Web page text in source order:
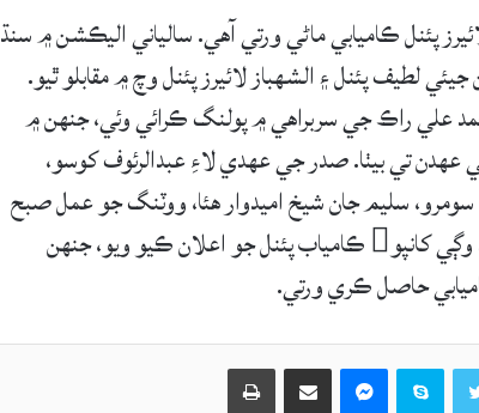
پئنل ڪاميابي ماڻي ورتي آهي. سالياني اليڪشن ۾ سنڌ
لطيف پئنل ۽ الشهباز لائيرز پئنل وچ ۾ مقابلو ٿيو.
علي راڪ جي سربراهي ۾ پولنگ ڪرائي وئي، جنهن ۾
عهدن تي بيٺا. صدر جي عهدي لاءِ عبدالرئوف کوسو،
سومرو، سليم جان شيخ اميدوار هئا، ووٽنگ جو عمل صبح
9 وڳي کان شام 4 وڳي تائين جاري رهيو. شام 5 وڳي کانپو ڪامياب پئنل جو اعلان ڪيو ويو، جنهن
Skype حصيداري ڪريو اي ميل ذريعي